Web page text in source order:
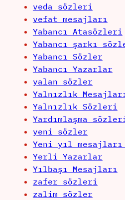
veda sözleri
vefat mesajları
Yabancı Atasözleri
Yabancı şarkı
Yabancı Sözler
Yabancı Yazarlar
yalan sözler
Yalnızlık
Yalnızlık Sözleri
Yardımlaşma
yeni sözler
Yeni yıl
Yerli Yazarlar
Yılbaşı Mesajları
zafer sözleri
zalim sözler